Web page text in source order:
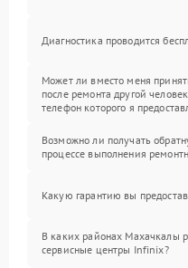
Диагностика проводится
Может ли вместо меня
после ремонта другой
телефон которого я
Возможно ли получать
процессе выполнения
Какую гарантию вы
В каких районах Махачкалы
сервисные центры Infinix?